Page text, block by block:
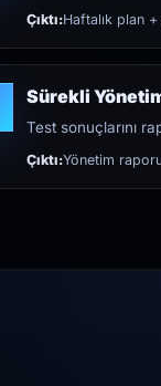
Çıktı:Haftalık plan
Sürekli
Test sonuçlarını
Çıktı:Yönetim